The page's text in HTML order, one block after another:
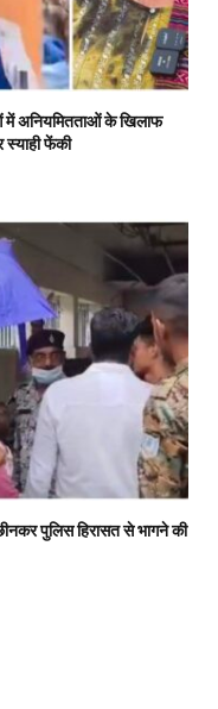
अनियमितताओं के खिलाफ
स्याही फेंकी
पुलिस हिरासत से भागने की